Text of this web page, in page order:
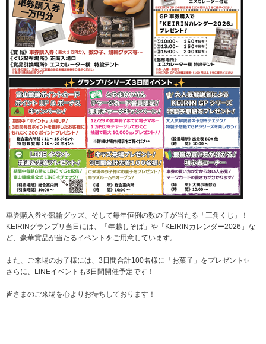
車券購入券や競輪グッズ、そして毎年恒例の数の子が当たる「三角くじ」！
KEIRINグランプリ当日には、「年越しそば」や「KEIRINカレンダー2026」な
ど、豪華賞品が当たるイベントをご用意しています。
また、ご来場のお子様には、3日間合計100名様に「お菓子」をプレゼント✨
さらに、LINEイベントも3日間開催予定です！
皆さまのご来場を心よりお待ちしております！